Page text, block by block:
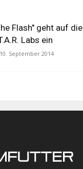
Flash" geht auf die
Labs ein
10. September 2014